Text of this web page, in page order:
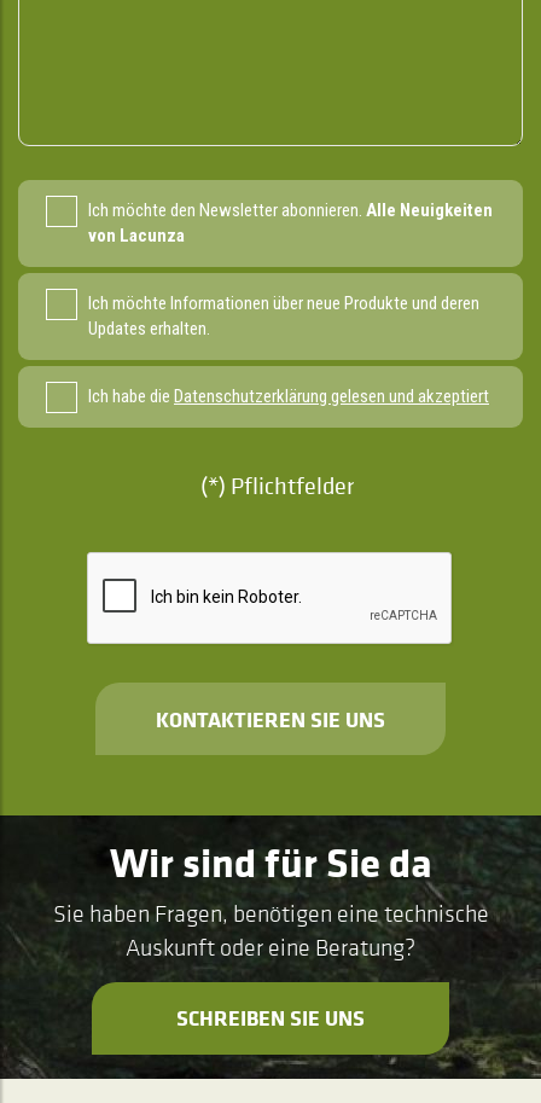
Ich möchte den Newsletter abonnieren. Alle Neuigkeiten
von Lacunza
Ich möchte Informationen über neue Produkte und deren
Updates erhalten.
Ich habe die Datenschutzerklärung gelesen und akzeptiert
(*) Pflichtfelder
KONTAKTIEREN SIE UNS
Wir sind für Sie da
Sie haben Fragen, benötigen eine technische
Auskunft oder eine Beratung?
SCHREIBEN SIE UNS